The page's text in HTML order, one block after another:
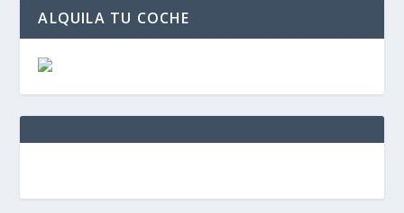
ALQUILA TU COCHE